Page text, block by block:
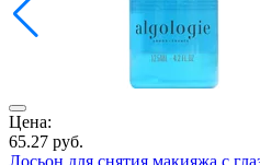
Цена:
65.27 руб.
Лосьон для снятия макияжа с